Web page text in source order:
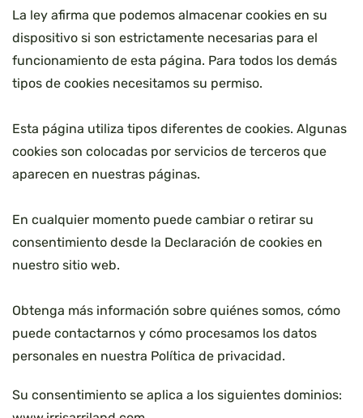
La ley afirma que podemos almacenar cookies en su
dispositivo si son estrictamente necesarias para el
funcionamiento de esta página. Para todos los demás
tipos de cookies necesitamos su permiso.
Esta página utiliza tipos diferentes de cookies. Algunas
cookies son colocadas por servicios de terceros que
aparecen en nuestras páginas.
En cualquier momento puede cambiar o retirar su
consentimiento desde la Declaración de cookies en
nuestro sitio web.
Obtenga más información sobre quiénes somos, cómo
puede contactarnos y cómo procesamos los datos
personales en nuestra Política de privacidad.
Su consentimiento se aplica a los siguientes dominios: